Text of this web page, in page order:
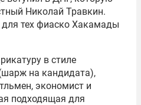
Николай Травкин.
для тех фиаско Хакамады
в стиле
на кандидата),
экономист и
подходящая для